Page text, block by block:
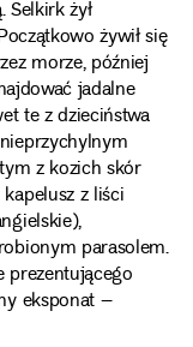
żył
żywił się
morze, później
jadalne
te z dzieciństwa
z kozich skór
kapelusz z liści
parasolem.
prezentującego
eksponat –